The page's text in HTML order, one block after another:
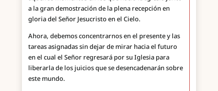
a la gran demostración de la plena recepción en
gloria del Señor Jesucristo en el Cielo.
Ahora, debemos concentrarnos en el presente y las
tareas asignadas sin dejar de mirar hacia el futuro
en el cual el Señor regresará por su Iglesia para
liberarla de los juicios que se desencadenarán sobre
este mundo.